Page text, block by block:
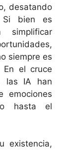
desatando
Si bien es
simplificar
siempre es
En el cruce
las IA han
emociones
hasta el
existencia,